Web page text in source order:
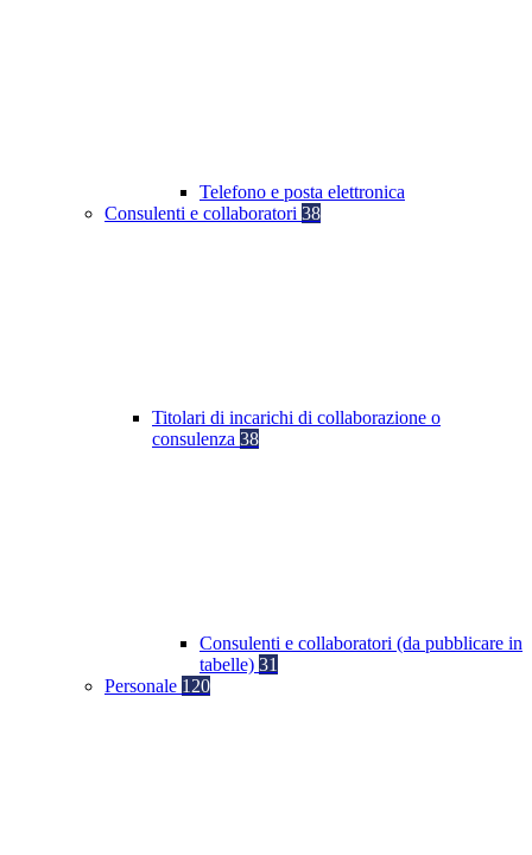
Telefono e posta elettronica
Consulenti e collaboratori 38
Titolari di incarichi di collaborazione o
consulenza 38
Consulenti e collaboratori (da pubblicare in
tabelle) 31
Personale 120